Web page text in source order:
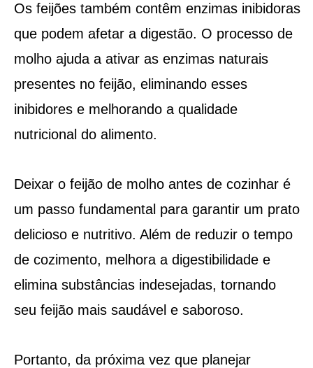
Os feijões também contêm enzimas inibidoras
que podem afetar a digestão. O processo de
molho ajuda a ativar as enzimas naturais
presentes no feijão, eliminando esses
inibidores e melhorando a qualidade
nutricional do alimento.
Deixar o feijão de molho antes de cozinhar é
um passo fundamental para garantir um prato
delicioso e nutritivo. Além de reduzir o tempo
de cozimento, melhora a digestibilidade e
elimina substâncias indesejadas, tornando
seu feijão mais saudável e saboroso.
Portanto, da próxima vez que planejar